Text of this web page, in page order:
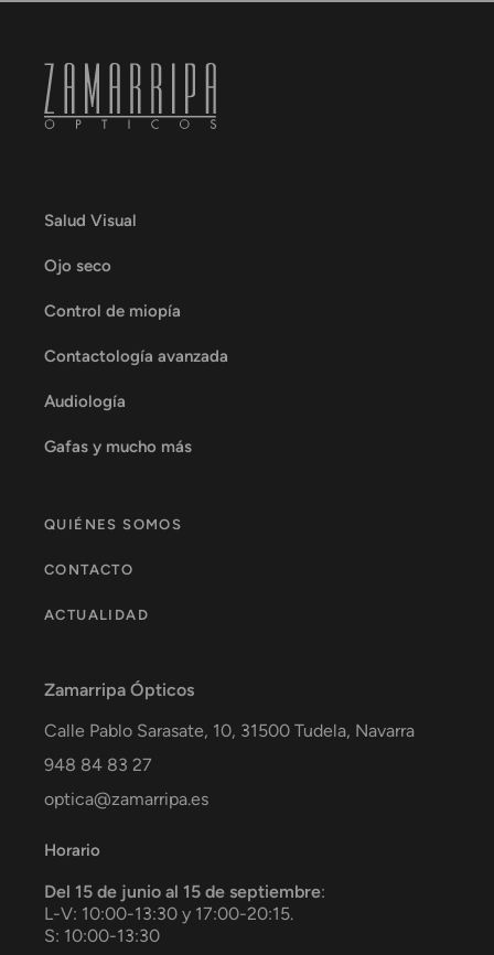
Salud Visual
Ojo seco
Control de miopía
Contactología avanzada
Audiología
Gafas y mucho más
QUIÉNES SOMOS
CONTACTO
ACTUALIDAD
Zamarripa Ópticos
Calle Pablo Sarasate, 10, 31500 Tudela, Navarra
948 84 83 27
optica@zamarripa.es
Horario
Del 15 de junio al 15 de septiembre:
L-V: 10:00-13:30 y 17:00-20:15.
S: 10:00-13:30